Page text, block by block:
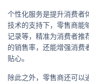
个性化服务是提升消费者
技术的支持下，零售商能
记录等，精准为消费者推
的销售率，还能增强消费
贴心。
除此之外，零售商还可以